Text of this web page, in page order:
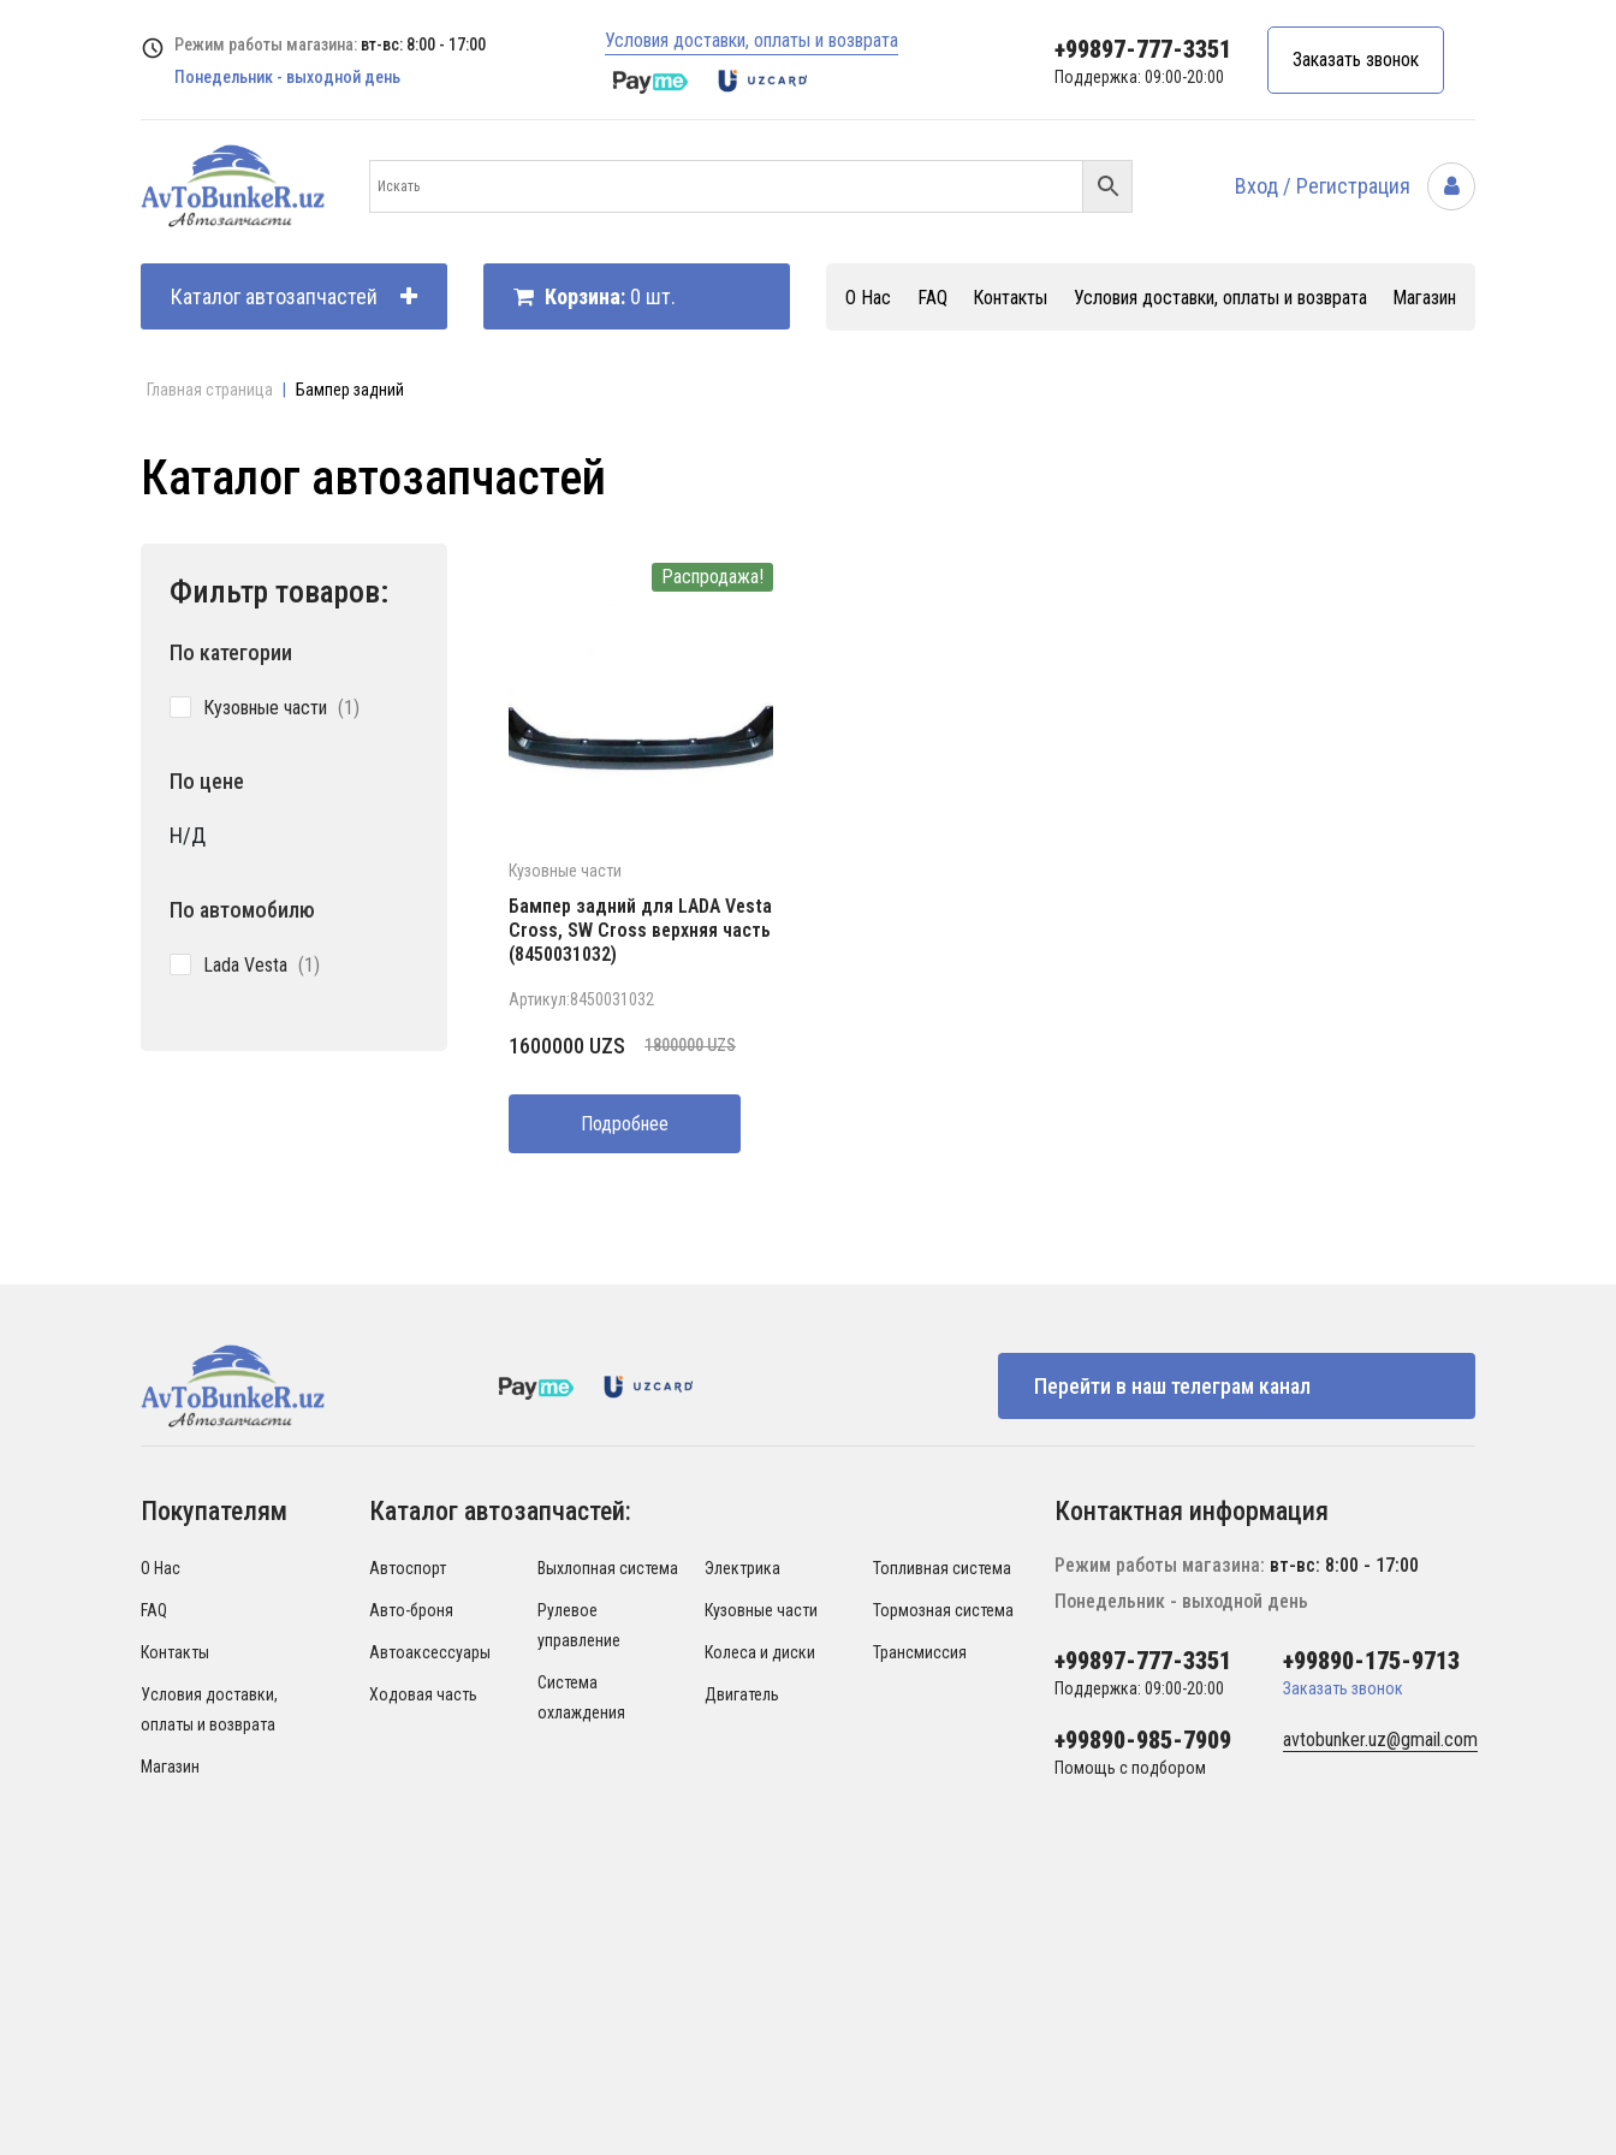
Режим работы магазина: вт-вс: 8:00 - 17:00
Понедельник - выходной день
Условия доставки, оплаты и возврата +99897-777-3351
Поддержка: 09:00-20:00
Заказать звонок
Вход / Регистрация
Каталог автозапчастей Корзина: 0 шт. О Нас FAQ Контакты Условия доставки, оплаты и возврата Магазин
Главная страница Бампер задний
Каталог автозапчастей
Фильтр товаров:
По категории
Кузовные части 11
По цене
Н/Д
По автомобилю
Lada Vesta 11
Распродажа!
Кузовные части
Бампер задний для LADA Vesta
Cross, SW Cross верхняя часть
(8450031032)
Артикул:8450031032
1800000UZS
Первоначальная
составляла
1800000 UZS.
1600000 UZS
Текущая
1600000 UZS.
Подробнее
Перейти в наш телеграм канал
Покупателям
О Нас
FAQ
Контакты
Условия доставки,
оплаты и возврата
Магазин
Каталог автозапчастей:
Автоспорт
Авто-броня
Автоаксессуары
Ходовая часть
Выхлопная система
Рулевое
управление
Система
охлаждения
Электрика
Кузовные части
Колеса и диски
Двигатель
Топливная система
Тормозная система
Трансмиссия
Контактная информация
Режим работы магазина: вт-вс: 8:00 - 17:00
Понедельник - выходной день
+99897-777-3351
Поддержка: 09:00-20:00
+99890-175-9713
Заказать звонок
+99890-985-7909
Помощь с подбором
avtobunker.uz@gmail.com